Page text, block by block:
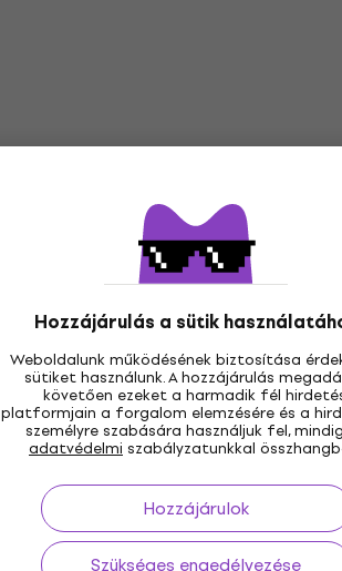
Hozzájárulás a sütik
Weboldalunk működésének biztosítása
sütiket használunk. A hozzájárulás
követően ezeket a harmadik fél
platformjain a forgalom elemzésére és a
személyre szabására használjuk fel,
adatvédelmi szabályzatunkkal
Hozzájárulok
Szükséges engedélyezése